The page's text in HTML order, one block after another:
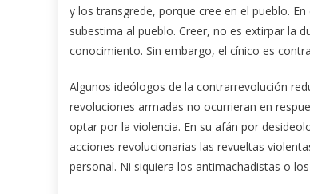
y los transgrede, porque cree en el pueblo.
subestima al pueblo. Creer, no es extirpar la
conocimiento. Sin embargo, el cínico es
Algunos ideólogos de la contrarrevolución
revoluciones armadas no ocurrieran en
optar por la violencia. En su afán por
acciones revolucionarias las revueltas
personal. Ni siquiera los antimachadistas o